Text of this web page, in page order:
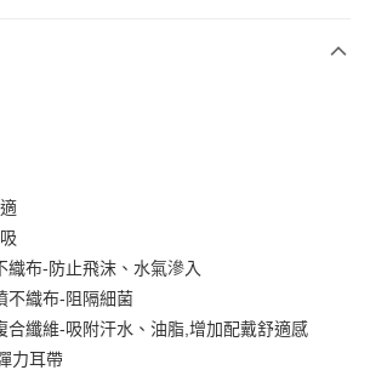
織布-防止飛沫、水氣滲入
不織布-阻隔細菌
合纖維-吸附汗水、油脂,增加配戴舒適感
力耳帶